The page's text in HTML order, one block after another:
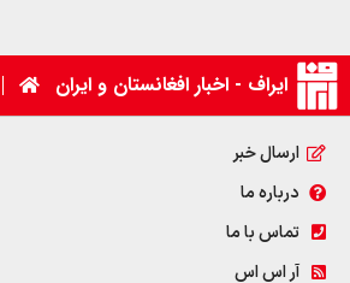
ایراف - اخبار افغانستان و ایران
ارسال خبر
درباره ما
تماس با ما
آر اس اس